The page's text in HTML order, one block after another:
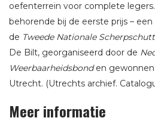
oefenterrein voor complete
behorende bij de eerste prijs –
de Tweede Nationale
De Bilt, georganiseerd door de
Weerbaarheidsbonden
Utrecht. (Utrechts archief.
Meer informatie